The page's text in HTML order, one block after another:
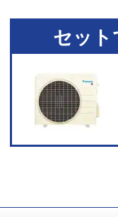
設定していても作動しませ
セット